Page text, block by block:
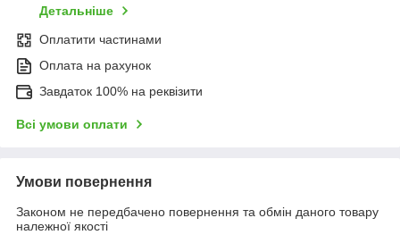
Детальніше
Оплатити частинами
Оплата на рахунок
Завдаток 100% на реквізити
Всі умови оплати
Умови повернення
Законом не передбачено повернення та обмін даного товару
належної якості